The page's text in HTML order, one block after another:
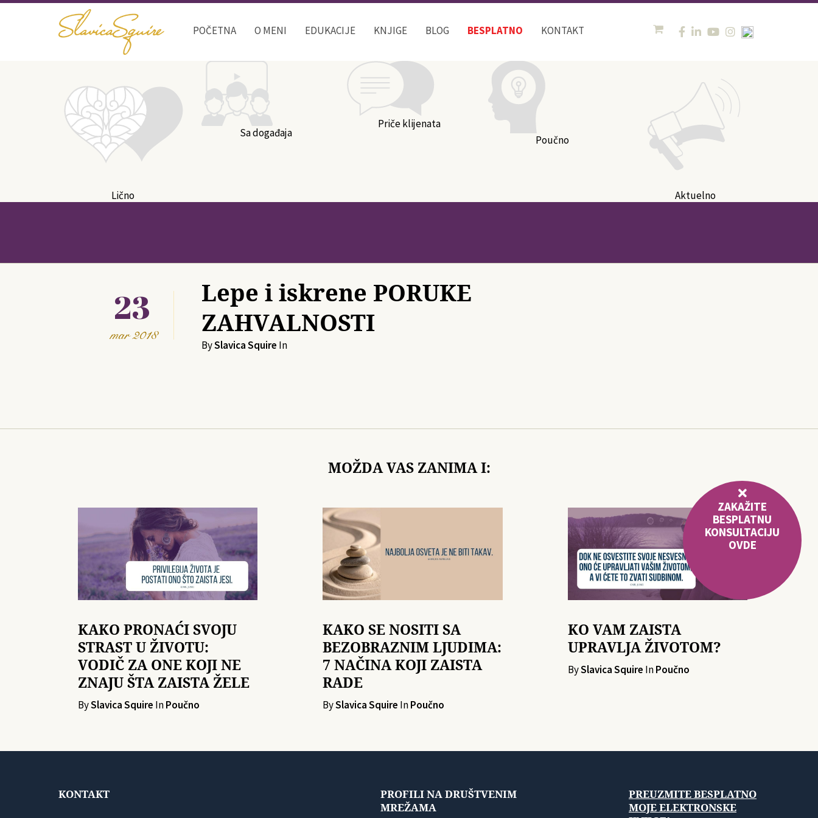
POČETNA O MENI EDUKACIJE KNJIGE BLOG BESPLATNO KONTAKT
Lično
Sa događaja
Priče klijenata
Poučno
Aktuelno
23
mar2018
Lepe i iskrene PORUKE
ZAHVALNOSTI
BySlavica Squire In
MOŽDA VAS ZANIMA I:
KAKO PRONAĆI SVOJU
STRAST U ŽIVOTU:
VODIČ ZA ONE KOJI NE
ZNAJU ŠTA ZAISTA ŽELE
BySlavica Squire InPoučno
KAKO SE NOSITI SA
BEZOBRAZNIM LJUDIMA:
7 NAČINA KOJI ZAISTA
RADE
BySlavica Squire InPoučno
KO VAM ZAISTA
UPRAVLJA ŽIVOTOM?
BySlavica Squire InPoučno
KONTAKT
PROFILI NA DRUŠTVENIM
MREŽAMA
PREUZMITE BESPLATNO
MOJE ELEKTRONSKE
ZAKAŽITE
BESPLATNU
KONSULTACIJU
OVDE